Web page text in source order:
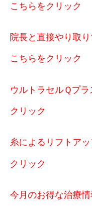
こちらをクリック
院長と直接やり取
こちらをクリック
ウルトラセルＱプ
クリック
糸によるリフトア
クリック
今月のお得な治療